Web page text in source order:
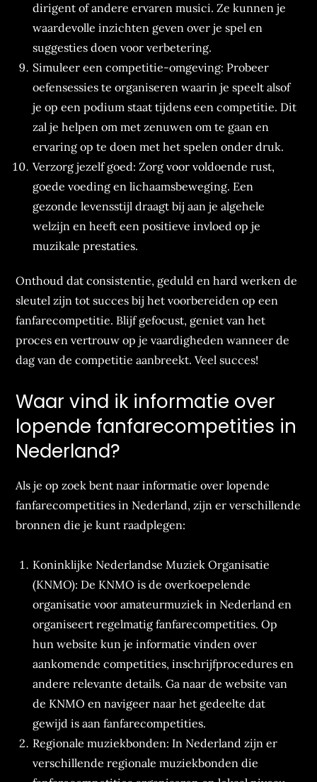
dirigent of andere ervaren musici. Ze kunnen je
waardevolle inzichten geven over je spel en
suggesties doen voor verbetering.
Simuleer een competitie-omgeving: Probeer
oefensessies te organiseren waarin je speelt alsof
je op een podium staat tijdens een competitie. Dit
zal je helpen om met zenuwen om te gaan en
ervaring op te doen met het spelen onder druk.
Verzorg jezelf goed: Zorg voor voldoende rust,
goede voeding en lichaamsbeweging. Een
gezonde levensstijl draagt bij aan je algehele
welzijn en heeft een positieve invloed op je
muzikale prestaties.
Onthoud dat consistentie, geduld en hard werken de
sleutel zijn tot succes bij het voorbereiden op een
fanfarecompetitie. Blijf gefocust, geniet van het
proces en vertrouw op je vaardigheden wanneer de
dag van de competitie aanbreekt. Veel succes!
Waar vind ik informatie over
lopende fanfarecompetities in
Nederland?
Als je op zoek bent naar informatie over lopende
fanfarecompetities in Nederland, zijn er verschillende
bronnen die je kunt raadplegen:
Koninklijke Nederlandse Muziek Organisatie
(KNMO): De KNMO is de overkoepelende
organisatie voor amateurmuziek in Nederland en
organiseert regelmatig fanfarecompetities. Op
hun website kun je informatie vinden over
aankomende competities, inschrijfprocedures en
andere relevante details. Ga naar de website van
de KNMO en navigeer naar het gedeelte dat
gewijd is aan fanfarecompetities.
Regionale muziekbonden: In Nederland zijn er
verschillende regionale muziekbonden die